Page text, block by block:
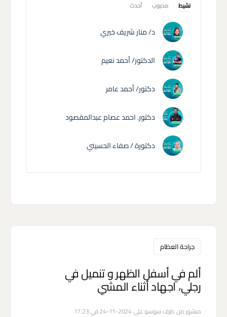
نشيط محبوب أحدث
د/ منار شريف خيري
الدكتور/ أحمد نعيم
دكتور/ أحمد عامر
دكتور. احمد عصام عبدالمقصود
دكتورة / صفاء الحسيني
جراحة العظام
ألم في أسفل الظهر و تنميل في
رجلي، اجهاد أثناء المشي
منشور من طرفسوسوعلى 2024-11-24 في 17:23